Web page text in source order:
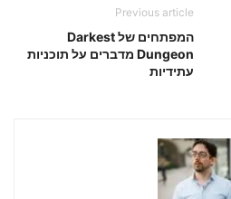
Previous article
המפתחים של Darkest
Dungeon מדברים על תוכניות
עתידיות